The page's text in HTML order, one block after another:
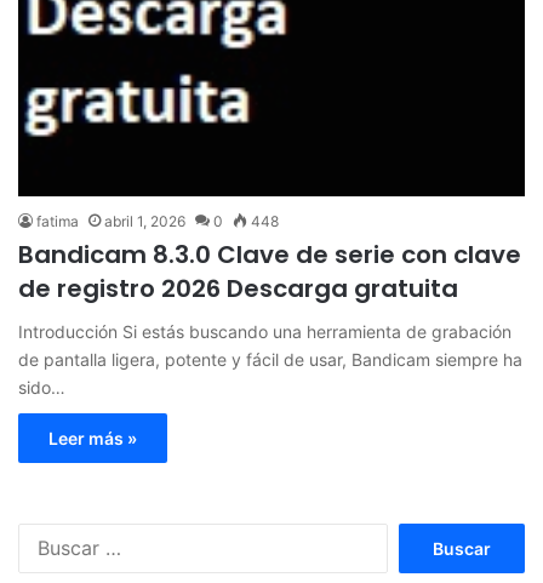
fatima abril 1, 2026 0 448
Bandicam 8.3.0 Clave de serie con clave
de registro 2026 Descarga gratuita
Introducción Si estás buscando una herramienta de grabación
de pantalla ligera, potente y fácil de usar, Bandicam siempre ha
sido…
Leer más »